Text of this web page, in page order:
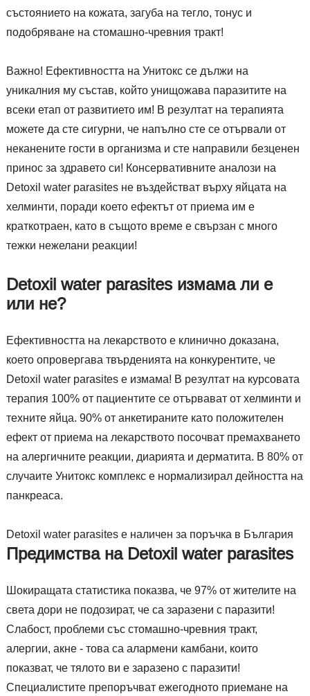
състоянието на кожата, загуба на тегло, тонус и
подобряване на стомашно-чревния тракт!
Важно! Ефективността на Унитокс се дължи на
уникалния му състав, който унищожава паразитите на
всеки етап от развитието им! В резултат на терапията
можете да сте сигурни, че напълно сте се отървали от
неканените гости в организма и сте направили безценен
принос за здравето си! Консервативните аналози на
Detoxil water parasites не въздействат върху яйцата на
хелминти, поради което ефектът от приема им е
краткотраен, като в същото време е свързан с много
тежки нежелани реакции!
Detoxil water parasites измама ли е
или не?
Ефективността на лекарството е клинично доказана,
което опровергава твърденията на конкурентите, че
Detoxil water parasites е измама! В резултат на курсовата
терапия 100% от пациентите се отървават от хелминти и
техните яйца. 90% от анкетираните като положителен
ефект от приема на лекарството посочват премахването
на алергичните реакции, диарията и дерматита. В 80% от
случаите Унитокс комплекс е нормализирал дейността на
панкреаса.
Detoxil water parasites е наличен за поръчка в България
Предимства на Detoxil water parasites
Шокиращата статистика показва, че 97% от жителите на
света дори не подозират, че са заразени с паразити!
Слабост, проблеми със стомашно-чревния тракт,
алергии, акне - това са алармени камбани, които
показват, че тялото ви е заразено с паразити!
Специалистите препоръчват ежегодното приемане на